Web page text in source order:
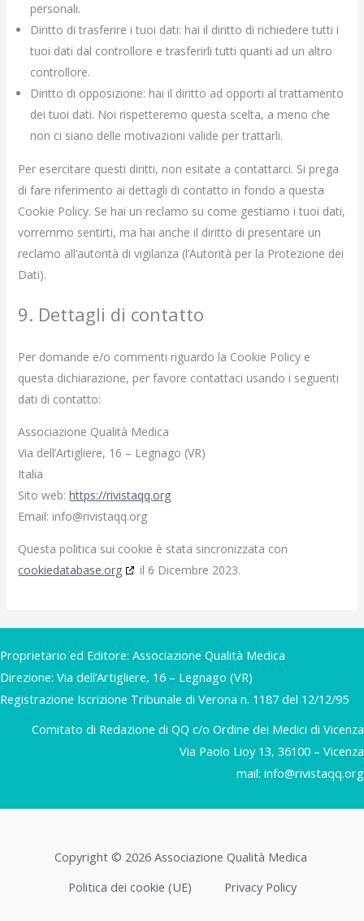
personali.
Diritto di trasferire i tuoi dati: hai il diritto di richiedere tutti i
tuoi dati dal controllore e trasferirli tutti quanti ad un altro
controllore.
Diritto di opposizione: hai il diritto ad opporti al trattamento
dei tuoi dati. Noi rispetteremo questa scelta, a meno che
non ci siano delle motivazioni valide per trattarli.
Per esercitare questi diritti, non esitate a contattarci. Si prega
di fare riferimento ai dettagli di contatto in fondo a questa
Cookie Policy. Se hai un reclamo su come gestiamo i tuoi dati,
vorremmo sentirti, ma hai anche il diritto di presentare un
reclamo all’autorità di vigilanza (l’Autorità per la Protezione dei
Dati).
9. Dettagli di contatto
Per domande e/o commenti riguardo la Cookie Policy e
questa dichiarazione, per favore contattaci usando i seguenti
dati di contatto:
Associazione Qualità Medica
Via dell’Artigliere, 16 – Legnago (VR)
Italia
Sito web:https://rivistaqq.org
Email: info@rivistaqq.org
Questa politica sui cookie è stata sincronizzata con
cookiedatabase.org
il 6 Dicembre 2023.
Proprietario ed Editore: Associazione Qualità Medica
Direzione: Via dell’Artigliere, 16 – Legnago (VR)
Registrazione Iscrizione Tribunale di Verona n. 1187 del 12/12/95
Comitato di Redazione di QQ c/o Ordine dei Medici di Vicenza
Via Paolo Lioy 13, 36100 – Vicenza
mail: info@rivistaqq.org
Copyright © 2026 Associazione Qualità Medica
Politica dei cookie (UE)
Privacy Policy